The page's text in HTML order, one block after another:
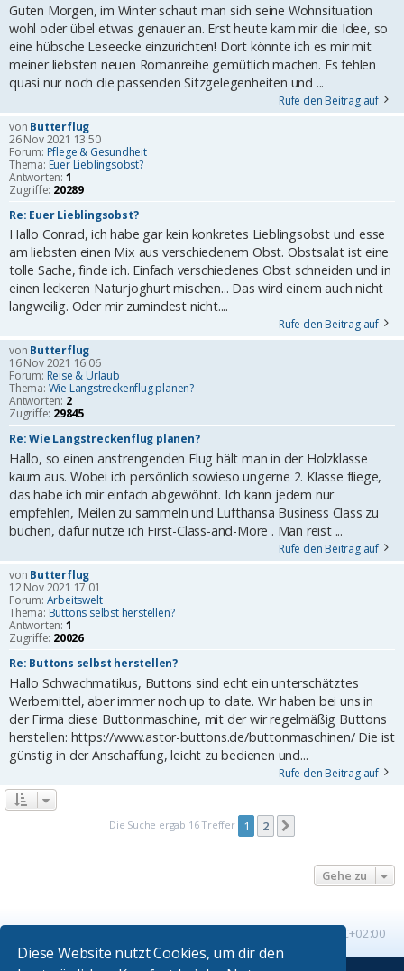
Diese Website nutzt Cookies, um dir den
Guten Morgen, im Winter schaut man sich seine Wohnsituation
wohl oder übel etwas genauer an. Erst heute kam mir die Idee, so
eine hübsche Leseecke einzurichten! Dort könnte ich es mir mit
meiner liebsten neuen Romanreihe gemütlich machen. Es fehlen
quasi nur noch die passenden Sitzgelegenheiten und ...
Rufe den Beitrag auf
von Butterflug
26 Nov 2021 13:50
Forum: Pflege & Gesundheit
Thema: Euer Lieblingsobst?
Antworten: 1
Zugriffe: 20289
Re: Euer Lieblingsobst?
Hallo Conrad, ich habe gar kein konkretes Lieblingsobst und esse
am liebsten einen Mix aus verschiedenem Obst. Obstsalat ist eine
tolle Sache, finde ich. Einfach verschiedenes Obst schneiden und in
einen leckeren Naturjoghurt mischen... Das wird einem auch nicht
langweilig. Oder mir zumindest nicht....
Rufe den Beitrag auf
von Butterflug
16 Nov 2021 16:06
Forum: Reise & Urlaub
Thema: Wie Langstreckenflug planen?
Antworten: 2
Zugriffe: 29845
Re: Wie Langstreckenflug planen?
Hallo, so einen anstrengenden Flug hält man in der Holzklasse
kaum aus. Wobei ich persönlich sowieso ungerne 2. Klasse fliege,
das habe ich mir einfach abgewöhnt. Ich kann jedem nur
empfehlen, Meilen zu sammeln und Lufthansa Business Class zu
buchen, dafür nutze ich First-Class-and-More . Man reist ...
Rufe den Beitrag auf
von Butterflug
12 Nov 2021 17:01
Forum: Arbeitswelt
Thema: Buttons selbst herstellen?
Antworten: 1
Zugriffe: 20026
Re: Buttons selbst herstellen?
Hallo Schwachmatikus, Buttons sind echt ein unterschätztes
Werbemittel, aber immer noch up to date. Wir haben bei uns in
der Firma diese Buttonmaschine, mit der wir regelmäßig Buttons
herstellen: https://www.astor-buttons.de/buttonmaschinen/ Die ist
günstig in der Anschaffung, leicht zu bedienen und...
Rufe den Beitrag auf
Die Suche ergab 16 Treffer 1 2
Gehe zu
UTC+02:00